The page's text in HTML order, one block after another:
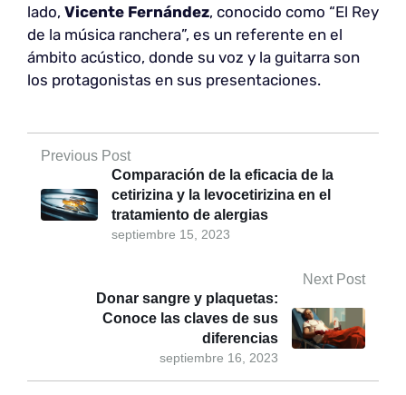
lado, Vicente Fernández, conocido como “El Rey
de la música ranchera”, es un referente en el
ámbito acústico, donde su voz y la guitarra son
los protagonistas en sus presentaciones.
Previous Post
septiembre 15, 2023
Comparación de la eficacia de la
cetirizina y la levocetirizina en el
tratamiento de alergias
Next Post
septiembre 16, 2023
Donar sangre y plaquetas:
Conoce las claves de sus
diferencias